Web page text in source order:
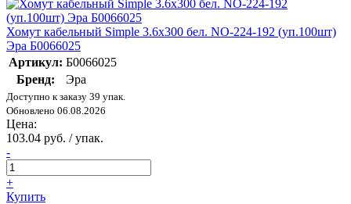
Хомут кабельный Simple 3.6х300 бел. NO-224-192 (уп.100шт)
Эра Б0066025
Артикул: Б0066025
Бренд:
Эра
Доступно к заказу 39 упак.
Обновлено 06.08.2026
Цена:
103.04 руб. / упак.
-
+
Купить